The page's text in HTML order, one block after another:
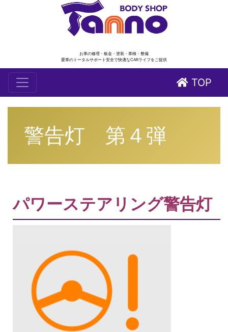
お車の修理・板金・塗装・車検・整備
愛車のトータルサポート安全で快適なCARライフをご提供
TOP
警告灯 第４弾
パワーステアリング警告灯